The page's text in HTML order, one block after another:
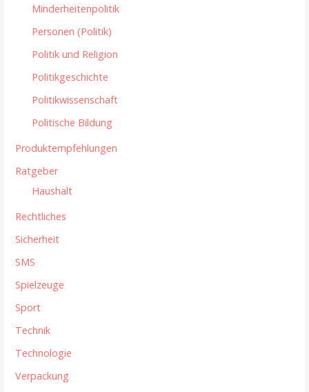
Minderheitenpolitik
Personen (Politik)
Politik und Religion
Politikgeschichte
Politikwissenschaft
Politische Bildung
Produktempfehlungen
Ratgeber
Haushalt
Rechtliches
Sicherheit
SMS
Spielzeuge
Sport
Technik
Technologie
Verpackung